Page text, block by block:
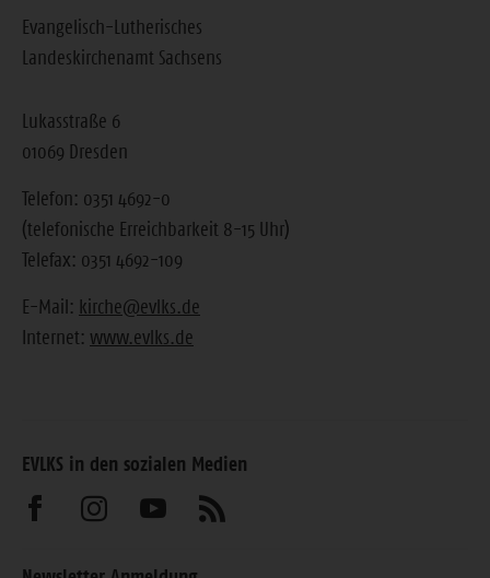
Evangelisch-Lutherisches
Landeskirchenamt Sachsens
Lukasstraße 6
01069 Dresden
Telefon: 0351 4692-0
(telefonische Erreichbarkeit 8-15 Uhr)
Telefax: 0351 4692-109
E-Mail: kirche@evlks.de
Internet: www.evlks.de
EVLKS in den sozialen Medien
BesuchenBesuchenBesuchenAbonnieren